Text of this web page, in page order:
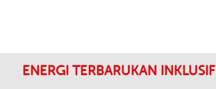
ENERGI TERBARUKAN INKLUSIF